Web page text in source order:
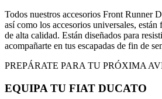
Todos nuestros accesorios Front Runner
así como los accesorios universales, están
de alta calidad. Están diseñados para
acompañarte en tus escapadas de fin de
PREPÁRATE PARA TU PRÓXIMA
EQUIPA TU FIAT DUCATO